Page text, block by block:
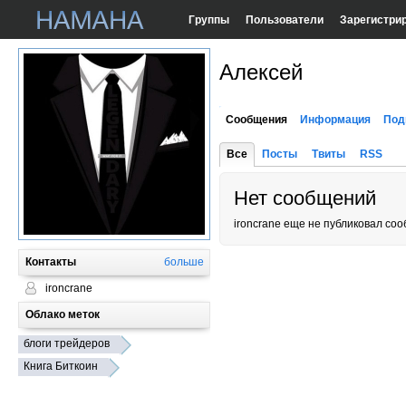
Группы Пользователи
Контакты больше
ironcrane
Облако меток
блоги трейдеров
Книга Биткоин
Алексей
Сообщения Информация
Все Посты Твиты RSS
Нет сообщений
ironcrane еще не публиковал